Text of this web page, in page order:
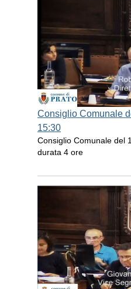
Consiglio Comunale
15:30
Consiglio Comunale del
durata 4 ore